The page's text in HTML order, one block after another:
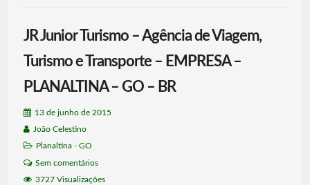
JR Junior Turismo – Agência de Viagem,
Turismo e Transporte – EMPRESA –
PLANALTINA – GO – BR
13 de junho de 2015
João Celestino
Planaltina - GO
Sem comentários
3727 Visualizações